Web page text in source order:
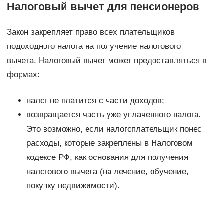
Налоговый вычет для пенсионеров
Закон закрепляет право всех плательщиков
подоходного налога на получение налогового
вычета. Налоговый вычет может предоставляться в
формах:
налог не платится с части доходов;
возвращается часть уже уплаченного налога.
Это возможно, если налогоплательщик понес
расходы, которые закреплены в Налоговом
кодексе РФ, как основания для получения
налогового вычета (на лечение, обучение,
покупку недвижимости).